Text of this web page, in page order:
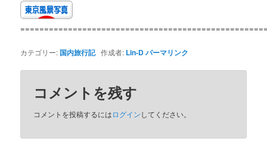
カテゴリー: 国内旅行記作成者: Lin-Dパーマリンク
コメントを残す
コメントを投稿するにはログインしてください。